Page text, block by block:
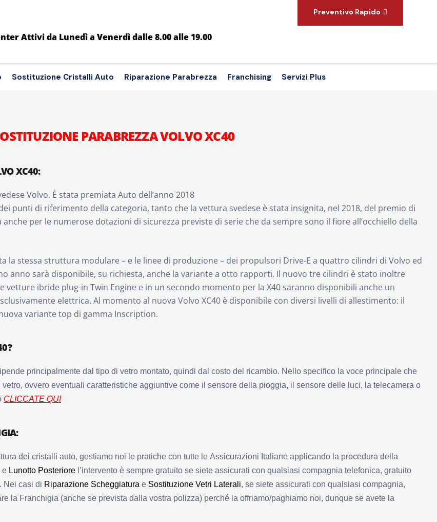
Preventivo Rapido
Attivi da Lunedì a Venerdì dalle 8.00 alle 19.00
Sostituzione Cristalli Auto Riparazione Parabrezza Franchising Servizi Plus
PARABREZZA VOLVO XC40
XC40:
Volvo. È stata premiata Auto dell’anno 2018
punti di riferimento della categoria, tanto che la vettura svedese è stata insignita, nel 2018, del premio di
per le numerose dotazioni di sicurezza previste di serie che da sempre sono il fiore all’occhiello della
stessa struttura modulare – e le linee di produzione – dei propulsori Drive-E a quattro cilindri di Volvo ed
anno sarà disponibile, su richiesta, anche la variante a otto rapporti. Il nuovo tre cilindri è stato inoltre
ibride plug-in Twin Engine e in un secondo momento per la X40 saranno disponibili anche un
elettrica. Al momento al nuova Volvo XC40 è disponibile con diversi livelli di allestimento: il
variante top di gamma Inscription.
principalmente dal tipo di vetro montato, quindi dal costo del ricambio. Nello specifico la voce principale che
ovvero eventuali caratteristiche aggiuntive come il sensore della pioggia, il sensore delle luci, la telecamera o
CLICCATE QUI
dei cristalli auto, gestiamo noi le pratiche con tutte le Assicurazioni Italiane applicando la procedura della
e Lunotto Posteriore l’intervento è sempre gratuito se siete assicurati con qualsiasi compagnia telefonica, gratuito
Nei casi di Riparazione Scheggiatura e Sostituzione Vetri Laterali, se siete assicurati con qualsiasi compagnia,
la Franchigia (anche se prevista dalla vostra polizza) perché la offriamo/paghiamo noi, dunque se avete la